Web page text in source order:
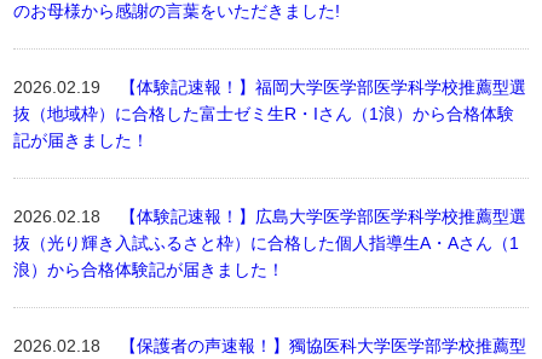
のお母様から感謝の言葉をいただきました!
2026.02.19
【体験記速報！】福岡大学医学部医学科学校推薦型選
抜（地域枠）に合格した富士ゼミ生R・Iさん（1浪）から合格体験
記が届きました！
2026.02.18
【体験記速報！】広島大学医学部医学科学校推薦型選
抜（光り輝き入試ふるさと枠）に合格した個人指導生A・Aさん（1
浪）から合格体験記が届きました！
2026.02.18
【保護者の声速報！】獨協医科大学医学部学校推薦型